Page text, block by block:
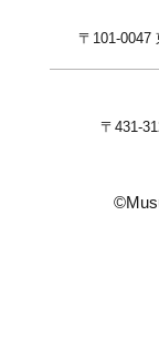
〒101-0047
〒431-